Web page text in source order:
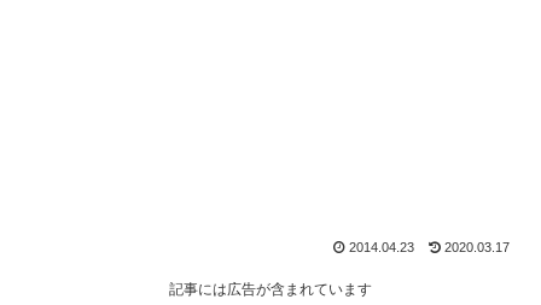
2014.04.23 2020.03.17
記事には広告が含まれています